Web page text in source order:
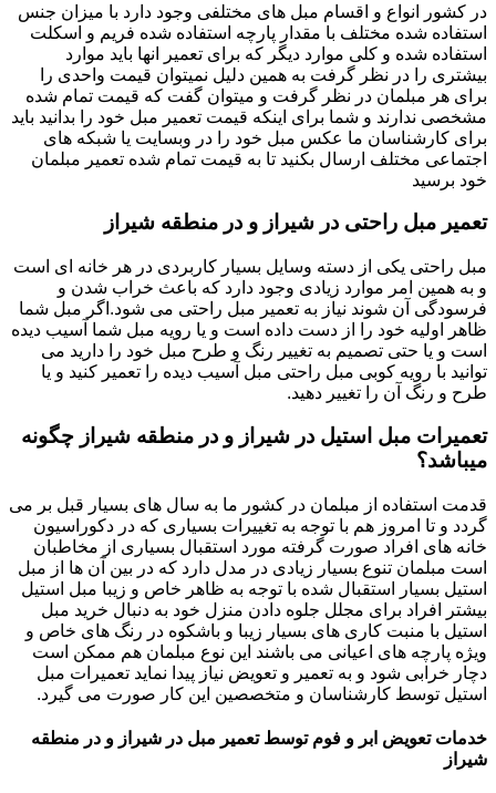
در کشور انواع و اقسام مبل های مختلفی وجود دارد با میزان جنس
استفاده شده مختلف با مقدار پارچه استفاده شده فریم و اسکلت
استفاده شده و کلی موارد دیگر که برای تعمیر انها باید موارد
بیشتری را در نظر گرفت به همین دلیل نمیتوان قیمت واحدی را
برای هر مبلمان در نظر گرفت و میتوان گفت که قیمت تمام شده
مشخصی ندارند و شما برای اینکه قیمت تعمیر مبل خود را بدانید باید
برای کارشناسان ما عکس مبل خود را در وبسایت یا شبکه های
اجتماعی مختلف ارسال بکنید تا به قیمت تمام شده تعمیر مبلمان
خود برسید
تعمیر مبل راحتی در شیراز و در منطقه شیراز
مبل راحتی یکی از دسته وسایل بسیار کاربردی در هر خانه ای است
و به همین امر موارد زیادی وجود دارد که باعث خراب شدن و
فرسودگی آن شوند نیاز به تعمیر مبل راحتی می شود.اگر مبل شما
ظاهر اولیه خود را از دست داده است و یا رویه مبل شما آسیب دیده
است و یا حتی تصمیم به تغییر رنگ و طرح مبل خود را دارید می
توانید با رویه کوبی مبل راحتی مبل آسیب دیده را تعمیر کنید و یا
طرح و رنگ آن را تغییر دهید.
تعمیرات مبل استیل در شیراز و در منطقه شیراز چگونه
میباشد؟
قدمت استفاده از مبلمان در کشور ما به سال های بسیار قبل بر می
گردد و تا امروز هم با توجه به تغییرات بسیاری که در دکوراسیون
خانه های افراد صورت گرفته مورد استقبال بسیاری از مخاطبان
است مبلمان تنوع بسیار زیادی در مدل دارد که در بین آن ها از مبل
استیل بسیار استقبال شده با توجه به ظاهر خاص و زیبا مبل استیل
بیشتر افراد برای مجلل جلوه دادن منزل خود به دنبال خرید مبل
استیل با منبت کاری های بسیار زیبا و باشکوه در رنگ های خاص و
ویژه پارچه های اعیانی می باشند این نوع مبلمان هم ممکن است
دچار خرابی شود و به تعمیر و تعویض نیاز پیدا نماید تعمیرات مبل
استیل توسط کارشناسان و متخصصین این کار صورت می گیرد.
خدمات تعویض ابر و فوم توسط تعمیر مبل در شیراز و در منطقه
شیراز